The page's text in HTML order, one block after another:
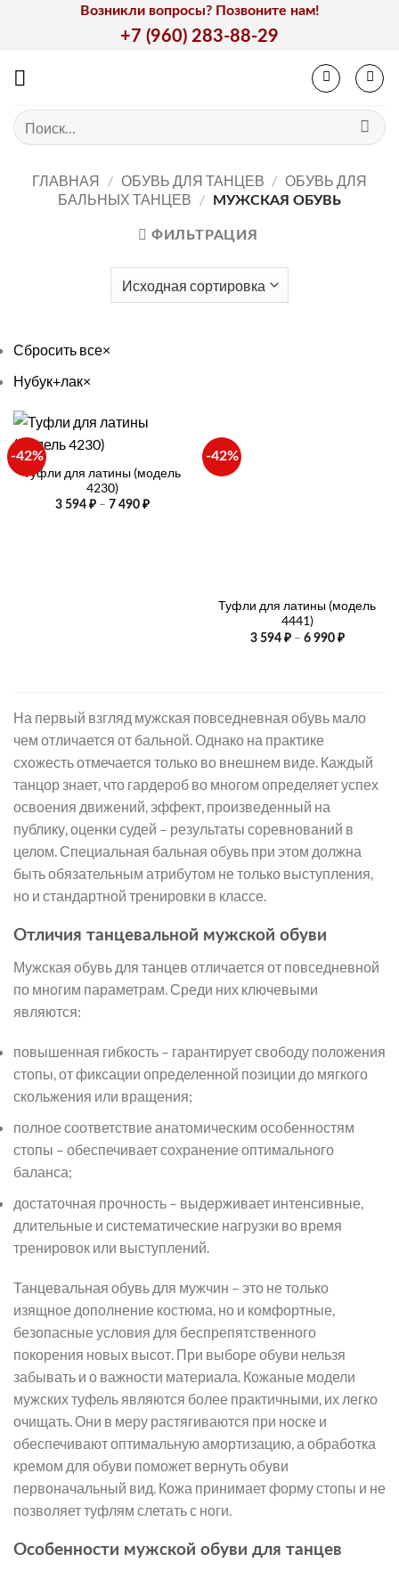
Возникли вопросы? Позвоните нам!
+7 (960) 283-88-29
Искать:
ГЛАВНАЯ / ОБУВЬ ДЛЯ ТАНЦЕВ / ОБУВЬ ДЛЯ
БАЛЬНЫХ ТАНЦЕВ / МУЖСКАЯ ОБУВЬ
ФИЛЬТРАЦИЯ
Сбросить все×
Нубук+лак×
-42%
Туфли для латины (модель
4230)
3 594 ₽ – 7 490 ₽Диапазон
-42%
Туфли для латины (модель
4441)
3 594 ₽ – 6 990 ₽Диапазон
На первый взгляд мужская повседневная обувь мало
чем отличается от бальной. Однако на практике
схожесть отмечается только во внешнем виде. Каждый
танцор знает, что гардероб во многом определяет успех
освоения движений, эффект, произведенный на
публику, оценки судей – результаты соревнований в
целом. Специальная бальная обувь при этом должна
быть обязательным атрибутом не только выступления,
но и стандартной тренировки в классе.
Отличия танцевальной мужской обуви
Мужская обувь для танцев отличается от повседневной
по многим параметрам. Среди них ключевыми
являются:
повышенная гибкость – гарантирует свободу положения
стопы, от фиксации определенной позиции до мягкого
скольжения или вращения;
полное соответствие анатомическим особенностям
стопы – обеспечивает сохранение оптимального
баланса;
достаточная прочность – выдерживает интенсивные,
длительные и систематические нагрузки во время
тренировок или выступлений.
Танцевальная обувь для мужчин – это не только
изящное дополнение костюма, но и комфортные,
безопасные условия для беспрепятственного
покорения новых высот. При выборе обуви нельзя
забывать и о важности материала. Кожаные модели
мужских туфель являются более практичными, их легко
очищать. Они в меру растягиваются при носке и
обеспечивают оптимальную амортизацию, а обработка
кремом для обуви поможет вернуть обуви
первоначальный вид. Кожа принимает форму стопы и не
позволяет туфлям слетать с ноги.
Особенности мужской обуви для танцев